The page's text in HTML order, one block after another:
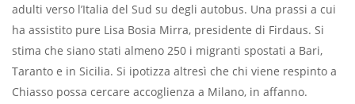
adulti verso l’Italia del Sud su degli autobus. Una prassi a cui
ha assistito pure Lisa Bosia Mirra, presidente di Firdaus. Si
stima che siano stati almeno 250 i migranti spostati a Bari,
Taranto e in Sicilia. Si ipotizza altresì che chi viene respinto a
Chiasso possa cercare accoglienza a Milano, in affanno.